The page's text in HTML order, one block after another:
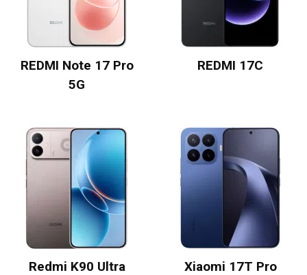
REDMI Note 17 Pro
5G
REDMI 17C
Redmi K90 Ultra Xiaomi 17T Pro